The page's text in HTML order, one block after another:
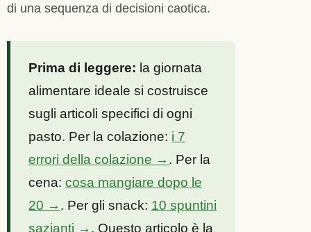
di una sequenza di decisioni caotica.
Prima di leggere: la giornata
alimentare ideale si costruisce
sugli articoli specifici di ogni
pasto. Per la colazione: i 7
errori della colazione → . Per la
cena: cosa mangiare dopo le
20 → . Per gli snack: 10 spuntini
sazianti → . Questo articolo è la